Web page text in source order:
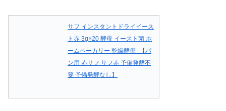
サフ インスタントドライイース
ト赤 3g×20 酵母 イースト菌 ホ
ームベーカリー 乾燥酵母_【パ
ン用 赤サフ サフ赤 予備発酵不
要 予備発酵なし】